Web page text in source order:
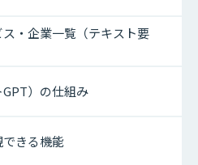
・企業一覧（テキスト要
）の仕組み
きる機能